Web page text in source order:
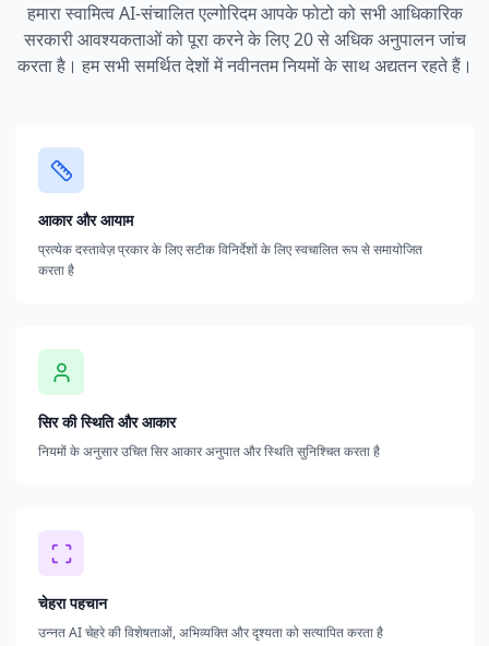
हमारा स्वामित्व AI-संचालित एल्गोरिदम आपके फोटो को सभी आधिकारिक
सरकारी आवश्यकताओं को पूरा करने के लिए 20 से अधिक अनुपालन जांच
करता है। हम सभी समर्थित देशों में नवीनतम नियमों के साथ अद्यतन रहते हैं।
आकार और आयाम
प्रत्येक दस्तावेज़ प्रकार के लिए सटीक विनिर्देशों के लिए स्वचालित रूप से समायोजित
करता है
सिर की स्थिति और आकार
नियमों के अनुसार उचित सिर आकार अनुपात और स्थिति सुनिश्चित करता है
चेहरा पहचान
उन्नत AI चेहरे की विशेषताओं, अभिव्यक्ति और दृश्यता को सत्यापित करता है